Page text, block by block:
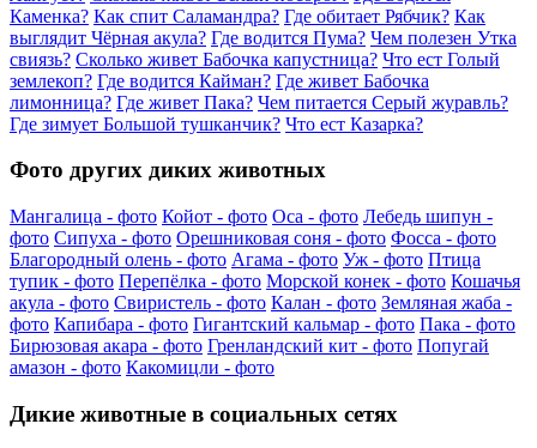
Каменка? Как спит Саламандра? Где обитает Рябчик? Как
выглядит Чёрная акула? Где водится Пума? Чем полезен Утка
свиязь? Сколько живет Бабочка капустница? Что ест Голый
землекоп? Где водится Кайман? Где живет Бабочка
лимонница? Где живет Пака? Чем питается Серый журавль?
Где зимует Большой тушканчик? Что ест Казарка?
Фото других диких животных
Мангалица - фото Койот - фото Оса - фото Лебедь шипун -
фото Сипуха - фото Орешниковая соня - фото Фосса - фото
Благородный олень - фото Агама - фото Уж - фото Птица
тупик - фото Перепёлка - фото Морской конек - фото Кошачья
акула - фото Свиристель - фото Калан - фото Земляная жаба -
фото Капибара - фото Гигантский кальмар - фото Пака - фото
Бирюзовая акара - фото Гренландский кит - фото Попугай
амазон - фото Какомицли - фото
Дикие животные в социальных сетях